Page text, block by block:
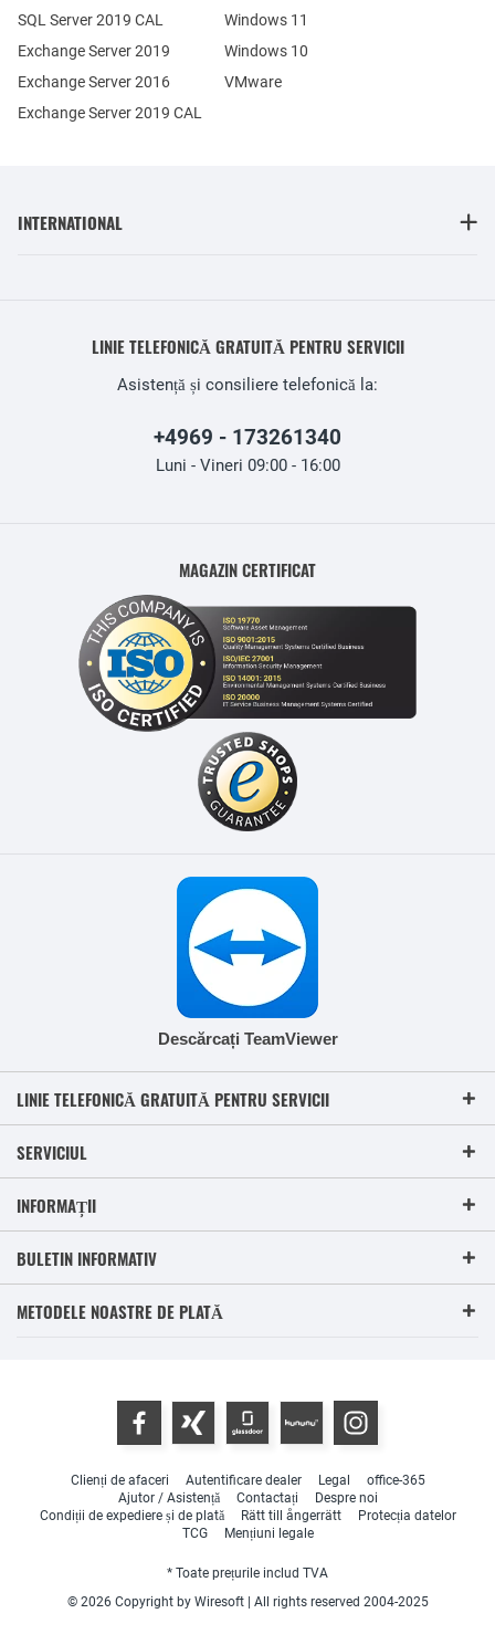
Exchange Server 2019
Exchange Server 2016
SQL Server 2019 CAL
Exchange Server 2019 CAL
Windows 11
Windows 10
VMware
INTERNATIONAL
LINIE TELEFONICĂ GRATUITĂ PENTRU SERVICII
Asistență și consiliere telefonică la:
+4969 - 173261340
Luni - Vineri 09:00 - 16:00
MAGAZIN CERTIFICAT
Descărcați TeamViewer
LINIE TELEFONICĂ GRATUITĂ PENTRU SERVICII
SERVICIUL
INFORMAȚII
BULETIN INFORMATIV
METODELE NOASTRE DE PLATĂ
Clienți de afaceri Autentificare dealer Legal
office-365
Ajutor / Asistență
Contactați
Despre noi
Condiții de expediere și de plată
Rätt till ångerrätt
Protecția datelor
TCG
Mențiuni legale
* Toate prețurile includ TVA
© 2026 Copyright by Wiresoft | All rights reserved 2004-2025